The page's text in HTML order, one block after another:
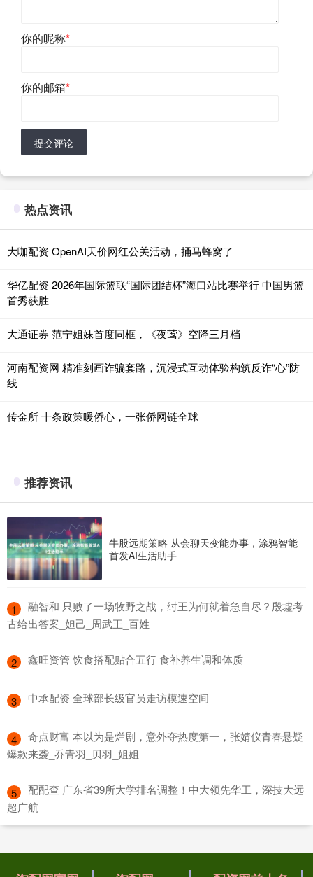
你的昵称*
你的邮箱*
提交评论
热点资讯
大咖配资 OpenAI天价网红公关活动，捅马蜂窝了
华亿配资 2026年国际篮联“国际团结杯”海口站比赛举行 中国男篮
首秀获胜
大通证券 范宁姐妹首度同框，《夜莺》空降三月档
河南配资网 精准刻画诈骗套路，沉浸式互动体验构筑反诈“心”防
线
传金所 十条政策暖侨心，一张侨网链全球
推荐资讯
牛股远期策略 从会聊天变能办事，涂鸦智能
首发AI生活助手
1
​融智和 只败了一场牧野之战，纣王为何就着急自尽？殷墟考
古给出答案_妲己_周武王_百姓
2 ​鑫旺资管 饮食搭配贴合五行 食补养生调和体质
3 ​中承配资 全球部长级官员走访模速空间
4
​奇点财富 本以为是烂剧，意外夺热度第一，张婧仪青春悬疑
爆款来袭_乔青羽_贝羽_姐姐
5
​配配查 广东省39所大学排名调整！中大领先华工，深技大远
超广航